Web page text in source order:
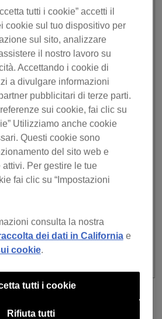
Il controller è compatibile con la
di rekordbox, che spiega passo
delle apparecchiature entry
mai avventurato dietro la
con facilità a praticare la
tutti i cookie” accetti il
cookie sul tuo dispositivo per
sul sito, analizzare
il nostro lavoro su
Accettando i cookie di
a divulgare informazioni
pubblicitari di terze parti.
sui cookie, fai clic su
Utilizziamo anche cookie
Questi cookie sono
del sito web e
Per gestire le tue
fai clic su “Impostazioni
consulta la nostra
dei dati in Californiae
cookie.
Rifiuta tutti
tutti i cookie